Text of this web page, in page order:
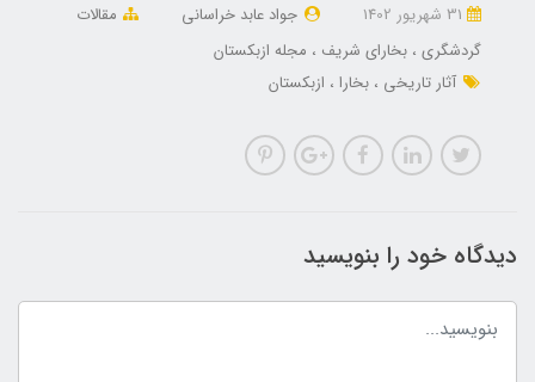
جواد عابد خراسانی
مقالات
گردشگری بخارای شریف
مجله ازبکستان
آثار تاریخی
بخارا ازبکستان
دیدگاه خود را بنویسید